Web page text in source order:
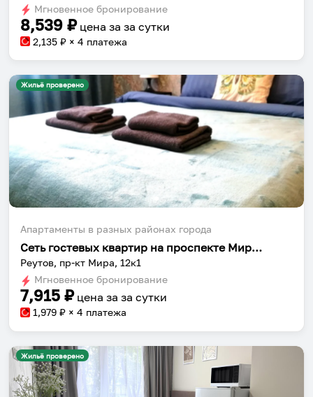
dates.
dates.
Мгновенное бронирование
8,539 ₽ цена за за сутки
2,135 ₽ × 4 платежа
Жильё проверено
Апартаменты в разных районах города
Сеть гостевых квартир на проспекте Мира 12 корпус 1
Реутов, пр-кт Мира, 12к1
Мгновенное бронирование
7,915 ₽ цена за за сутки
1,979 ₽ × 4 платежа
Жильё проверено